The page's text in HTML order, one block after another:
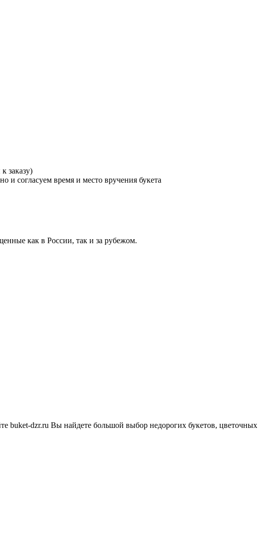
заказу)
и согласуем время и место вручения букета
как в России, так и за рубежом.
buket-dzr.ru Вы найдете большой выбор недорогих букетов, цветочных